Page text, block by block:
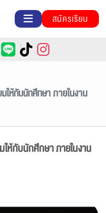
สมัครเรียน
ห้กับนักศึกษา ภายในงาน
ห้กับนักศึกษา ภายในงาน